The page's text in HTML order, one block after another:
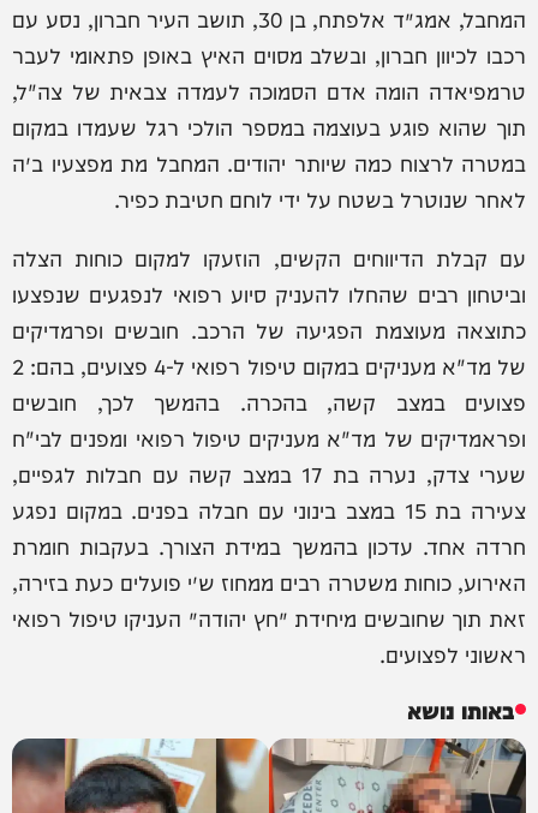
המחבל, אמג׳ד אלפתח, בן 30, תושב העיר חברון, נסע עם
רכבו לכיוון חברון, ובשלב מסוים האיץ באופן פתאומי לעבר
טרמפיאדה הומה אדם הסמוכה לעמדה צבאית של צה"ל,
תוך שהוא פוגע בעוצמה במספר הולכי רגל שעמדו במקום
במטרה לרצוח כמה שיותר יהודים. המחבל מת מפצעיו ב״ה
לאחר שנוטרל בשטח על ידי לוחם חטיבת כפיר.
עם קבלת הדיווחים הקשים, הוזעקו למקום כוחות הצלה
וביטחון רבים שהחלו להעניק סיוע רפואי לנפגעים שנפצעו
כתוצאה מעוצמת הפגיעה של הרכב. חובשים ופרמדיקים
של מד"א מעניקים במקום טיפול רפואי ל-4 פצועים, בהם: 2
פצועים במצב קשה, בהכרה. בהמשך לכך, חובשים
ופראמדיקים של מד"א מעניקים טיפול רפואי ומפנים לבי"ח
שערי צדק, נערה בת 17 במצב קשה עם חבלות לגפיים,
צעירה בת 15 במצב בינוני עם חבלה בפנים. במקום נפגע
חרדה אחד. עדכון בהמשך במידת הצורך. בעקבות חומרת
האירוע, כוחות משטרה רבים ממחוז ש״י פועלים כעת בזירה,
זאת תוך שחובשים מיחידת ׳חץ יהודה׳ העניקו טיפול רפואי
ראשוני לפצועים.
באותו נושא